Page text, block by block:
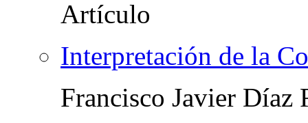
Interpretación de la
Francisco Javier Díaz